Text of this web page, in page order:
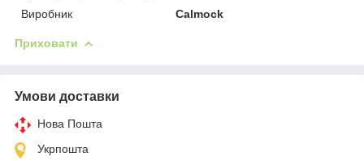
Виробник
Calmock
Приховати
Умови доставки
Нова Пошта
Укрпошта